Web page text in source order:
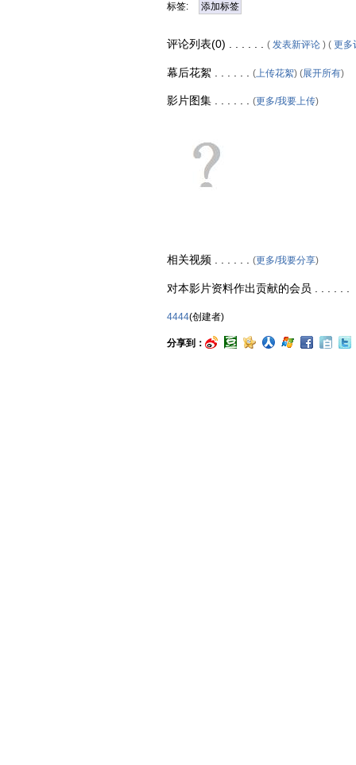
标签: 添加标签
评论列表(0) . . . . . . ( 发表新评论 ) ( 更多
幕后花絮 . . . . . . (上传花絮) (展开所有)
影片图集 . . . . . . (更多/我要上传)
相关视频 . . . . . . (更多/我要分享)
对本影片资料作出贡献的会员 . . . . . .
4444(创建者)
分享到：